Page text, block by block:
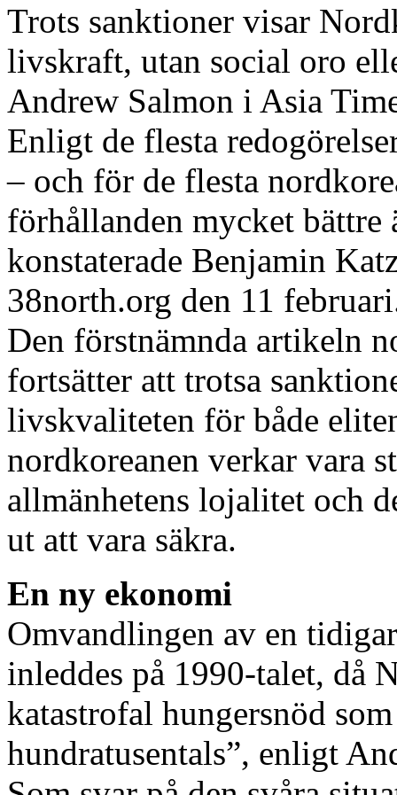
Trots sanktioner visar
livskraft, utan social oro
Andrew Salmon i Asia
Enligt de flesta
– och för de flesta
förhållanden mycket bättre
konstaterade Benjamin
38north.org den 11
Den förstnämnda artikeln
fortsätter att trotsa
livskvaliteten för både
nordkoreanen verkar vara
allmänhetens lojalitet och
ut att vara säkra.
En ny ekonomi
Omvandlingen av en
inleddes på 1990-talet, då
katastrofal hungersnöd
hundratusentals”, enligt